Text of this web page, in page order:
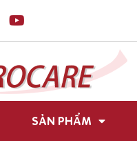
SẢN PHẨM